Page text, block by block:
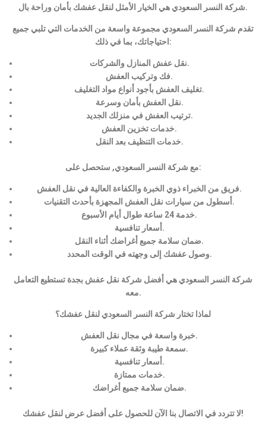
شركة النسر السعودي هي الخيار الأمثل لنقل عفشك بأمان وراحة بال.
تقدم شركة النسر السعودي مجموعة واسعة من الخدمات التي تلبي جميع
احتياجاتك، بما في ذلك:
نقل عفش المنازل والشركات.
فك وتركيب العفش.
تغليف العفش بأجود أنواع مواد التغليف.
نقل العفش بأمان وسرعة.
ترتيب العفش في منزلك الجديد.
خدمات تخزين العفش.
خدمات التنظيف بعد النقل.
مع شركة النسر السعودي, ستحصل على:
فريق من الخبراء ذوي الخبرة والكفاءة العالية في نقل العفش.
أسطول من سيارات نقل العفش المجهزة بأحدث التقنيات.
خدمة 24 ساعة طوال أيام الأسبوع.
أسعار تنافسية.
ضمان سلامة جميع أغراضك أثناء النقل.
وصول عفشك إلى وجهته في الوقت المحدد.
شركة النسر السعودي هي أفضل شركة نقل عفش بجدة تستطيع التعامل
معه.
لماذا تختار شركة النسر السعودي لنقل عفشك؟
خبرة واسعة في مجال نقل العفش.
سمعة طيبة وثقة عملاء كبيرة.
أسعار تنافسية.
خدمات ممتازة.
ضمان سلامة جميع أغراضك.
لا تتردد في الاتصال بنا الآن للحصول على أفضل عرض لنقل عفشك!